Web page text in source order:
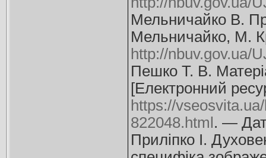
Мельничайко В.
Мельничайко, М.
http://nbuv.gov.ua/
Пешко Т. В.
[Електронний
https://
822048.html . —
Приліпко І.